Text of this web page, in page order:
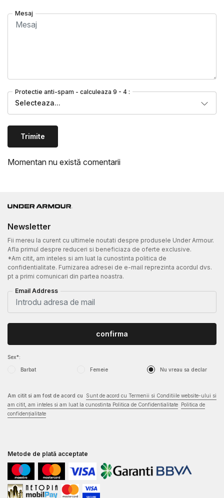
Mesaj
Protectie anti-spam - calculeaza 9 - 4 :
Selecteaza...
Trimite
Momentan nu există comentarii
Newsletter
Fii mereu la curent cu ultimele noutati despre produsele Under Armour.
Afla primul despre reduceri si beneficiaza de oferte exclusive.
*Am citit, am inteles si am luat la cunostinta politica de
confidentialitate. Furnizarea adresei de e-mail reprezinta acordul dvs.
pt a primi comunicari din partea noastra.
Email Address
Sex*:
Barbat Femeie Nu vreau sa declar
confirma
Am citit si am fost de acord cu
Sunt de acord cu Termenii si Conditiile website-ului si
am citit, am inteles si am luat la cunostinta Politica de Confidentialitate Politica de
confidențialitate
Metode de plată acceptate